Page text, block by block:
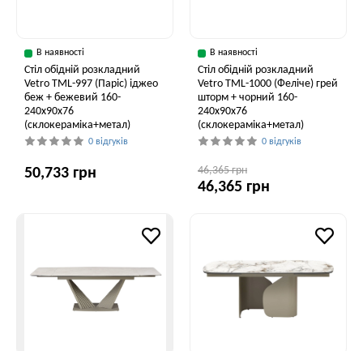
В наявності
Стіл обідній розкладний
Vetro ТМL-997 (Паріс) іджео
беж + бежевий 160-
240x90x76
(склокераміка+метал)
0 відгуків
50,733 грн
В наявності
Стіл обідній розкладний
Vetro ТМL-1000 (Феліче) грей
шторм + чорний 160-
240x90x76
(склокераміка+метал)
0 відгуків
46,365 грн
46,365 грн